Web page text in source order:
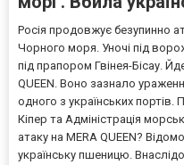
Росія продовжує безупинно
Чорного моря. Уночі під
під прапором Гвінея-Бісау.
QUEEN. Воно зазнало
одного з українських
Кіпер та Адміністрація
атаку на MERA QUEEN?
українську пшеницю.